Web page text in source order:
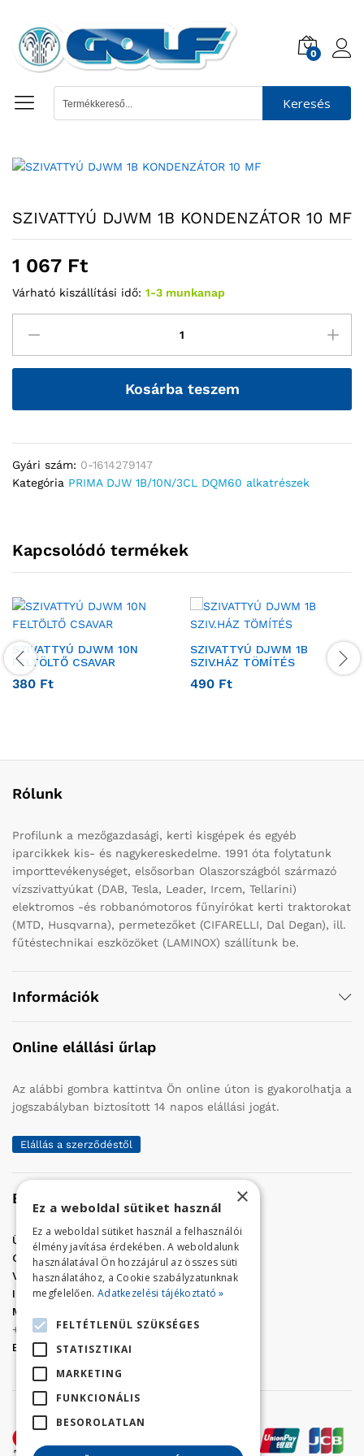
0
Keresés
SZIVATTYÚ DJWM 1B KONDENZÁTOR 10 MF
1 067 Ft
Várható kiszállítási idő: 1-3 munkanap
Kosárba teszem
Gyári szám: 0-1614279147
Kategória PRIMA DJW 1B/10N/3CL DQM60 alkatrészek
Kapcsolódó termékek
SZIVATTYÚ DJWM 10N
FELTÖLTŐ CSAVAR
380 Ft
SZIVATTYÚ DJWM 1B
SZIV.HÁZ TÖMÍTÉS
490 Ft
Rólunk
Profilunk a mezőgazdasági, kerti kisgépek és egyéb
iparcikkek kis- és nagykereskedelme. 1991 óta folytatunk
importtevékenységet, elsősorban Olaszországból származó
vízszivattyúkat (DAB, Tesla, Leader, Ircem, Tellarini)
elektromos -és robbanómotoros fűnyírókat kerti traktorokat
(MTD, Husqvarna), permetezőket (CIFARELLI, Dal Degan), ill.
fűtéstechnikai eszközöket (LAMINOX) szállítunk be.
Információk
Online elállási űrlap
Az alábbi gombra kattintva Ön online úton is gyakorolhatja a
jogszabályban biztosított 14 napos elállási jogát.
Elállás a szerződéstől
Elérhetőség
Üzletünk címe:
Szolnok, Vércse út 17.
Golf Center Áruház:06 (56) 423-324
VÁR-Kert Áruház: 06 (56) 429-771
Iroda:06 (56) 421-857
Megrendelés, termék információ:
+36 (70) 938-3356
E-mail:
golfaruhaz@gmail.com
×
Ez a weboldal sütiket használ
Ez a weboldal sütiket használ a felhasználói
élmény javítása érdekében. A weboldalunk
használatával Ön hozzájárul az összes süti
használatához, a Cookie szabályzatunknak
megfelelően. Adatkezelési tájékoztató »
FELTÉTLENÜL SZÜKSÉGES
STATISZTIKAI
MARKETING
FUNKCIONÁLIS
BESOROLATLAN